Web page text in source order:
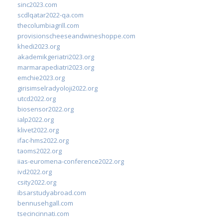
sinc2023.com
scdlqatar2022-qa.com
thecolumbiagrill.com
provisionscheeseandwineshoppe.com
khedi2023.org
akademikgeriatri2023.org
marmarapediatri2023.org
emchie2023.org
girisimselradyoloji2022.org
utcd2022.org
biosensor2022.org
ialp2022.org
klivet2022.org
ifac-hms2022.org
taoms2022.org
iias-euromena-conference2022.org
ivd2022.org
csity2022.org
ibsarstudyabroad.com
bennusehgall.com
tsecincinnati.com